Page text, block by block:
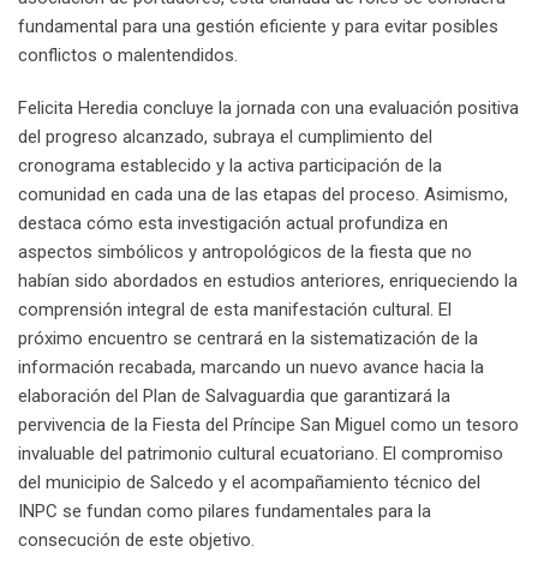
fundamental para una gestión eficiente y para evitar posibles
conflictos o malentendidos.
Felicita Heredia concluye la jornada con una evaluación positiva
del progreso alcanzado, subraya el cumplimiento del
cronograma establecido y la activa participación de la
comunidad en cada una de las etapas del proceso. Asimismo,
destaca cómo esta investigación actual profundiza en
aspectos simbólicos y antropológicos de la fiesta que no
habían sido abordados en estudios anteriores, enriqueciendo la
comprensión integral de esta manifestación cultural. El
próximo encuentro se centrará en la sistematización de la
información recabada, marcando un nuevo avance hacia la
elaboración del Plan de Salvaguardia que garantizará la
pervivencia de la Fiesta del Príncipe San Miguel como un tesoro
invaluable del patrimonio cultural ecuatoriano. El compromiso
del municipio de Salcedo y el acompañamiento técnico del
INPC se fundan como pilares fundamentales para la
consecución de este objetivo.